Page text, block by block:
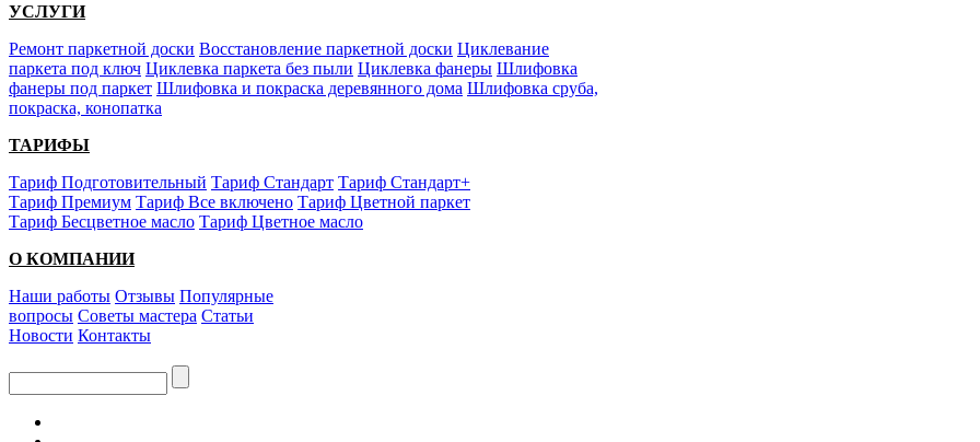
УСЛУГИ
Ремонт паркетной доски Восстановление паркетной доски Циклевание
паркета под ключ Циклевка паркета без пыли Циклевка фанеры Шлифовка
фанеры под паркет Шлифовка и покраска деревянного дома Шлифовка сруба,
покраска, конопатка
ТАРИФЫ
Тариф Подготовительный Тариф Стандарт Тариф Стандарт+
Тариф Премиум Тариф Все включено Тариф Цветной паркет
Тариф Бесцветное масло Тариф Цветное масло
О КОМПАНИИ
Наши работы Отзывы Популярные
вопросы Советы мастера Статьи
Новости Контакты